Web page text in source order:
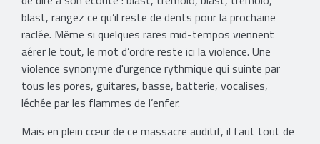
blast, rangez ce qu’il reste de dents pour la prochaine
raclée. Même si quelques rares mid-tempos viennent
aérer le tout, le mot d’ordre reste ici la violence. Une
violence synonyme d'urgence rythmique qui suinte par
tous les pores, guitares, basse, batterie, vocalises,
léchée par les flammes de l’enfer.
Mais en plein cœur de ce massacre auditif, il faut tout de